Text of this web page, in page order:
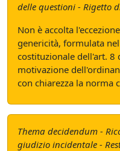
delle questioni - Rigetto
Non è accolta
genericità, formulata
costituzionale dell'art. 8
motivazione
con chiarezza la norma
Thema decidendum -
giudizio incidentale -